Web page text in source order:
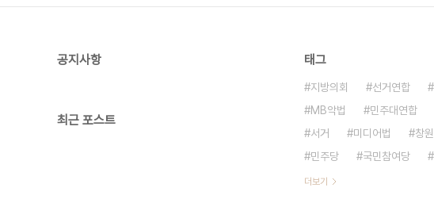
공지사항
최근 포스트
태그
지방의회 선거연합
MB악법
민주대연합
서거
미디어법 창원
민주당
국민참여당
더보기